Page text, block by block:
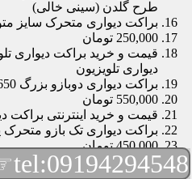
طرح گلدن (سینی خالی)
براکت دیواری متحرک سایز
250,000 تومان
دیواری تلویزیون
براکت دیواری دوبازو بزرگ vb-650
550,000 تومان
قیمت و خرید اینترنتی براکت
براکت دیواری تک بازو متحرک
450,000 تومان
قیمت و براکت دیواری
tel:09194294548